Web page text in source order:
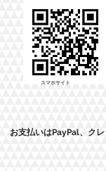
お支払いはPayPal、ク
​スマホサイト